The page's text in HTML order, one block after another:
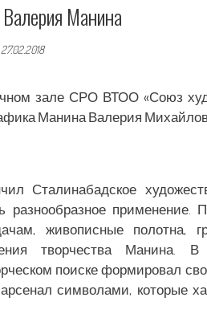
Манина
27.02.2018
зале СРО ВТОО «Союз
Манина Валерия
Сталинабадское
разнообразное
живописные полотна,
творчества Манина.
поиске формировал
символами, которые